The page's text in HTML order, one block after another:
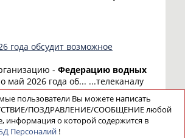
года обсудит возможное
- Федерацию водных
май 2026 года об... ...телеканалу
пользователи Вы можете написать
ПОЗДРАВЛЕНИЕ/СООБЩЕНИЕ любой
информация о которой содержится в
Персоналий !